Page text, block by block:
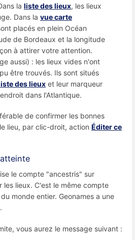
la liste des lieux, les lieux
Dans la vue carte
placés en plein Océan
de Bordeaux et la longitude
à attirer votre attention.
aussi) : les lieux vides n'ont
être trouvés. Ils sont situés
des lieux et leur marqueur
dans l'Atlantique.
de confirmer les bonnes
lieu, par clic-droit, action Éditer ce
le compte "ancestris" sur
les lieux. C'est le même compte
monde entier. Geonames a une
vous aurez le message suivant :